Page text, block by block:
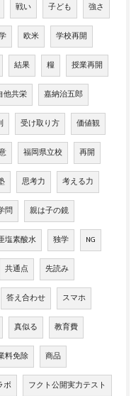
戦い 子ども 強さ
欧米 学校再開
結果 糧 授業再開
他共栄 嘉納治五郎
受け取り方 価値観
福岡県立校 再開
思考力 考える力
問 親は子の鏡
塩素酸水 独学 NG
共通点 先読み
答え合わせ スマホ
真似る 教育費
料免除 商品
ボ フクト公開実力テスト